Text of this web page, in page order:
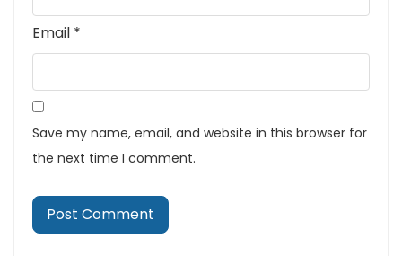
Email *
Save my name, email, and website in this browser for
the next time I comment.